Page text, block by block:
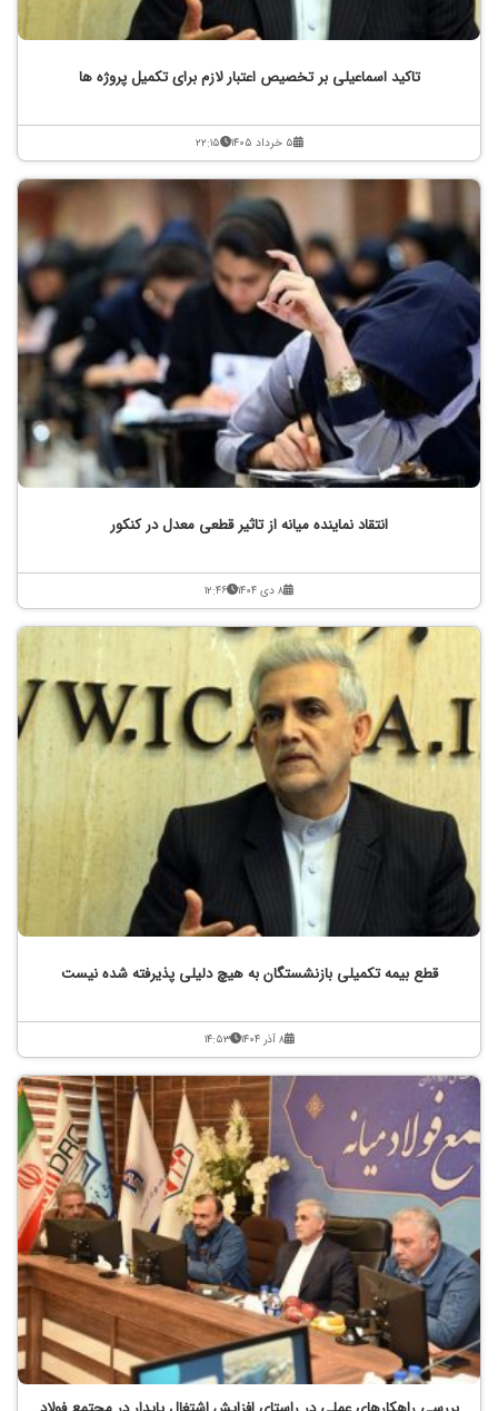
تاکید اسماعیلی بر تخصیص اعتبار لازم برای تکمیل پروژه ها
۵ خرداد ۱۴۰۵ ۲۲:۱۵
انتقاد نماینده میانه از تاثیر قطعی معدل در کنکور
۸ دی ۱۴۰۴ ۱۲:۴۶
قطع بیمه تکمیلی بازنشستگان به هیچ دلیلی پذیرفته شده نیست
۸ آذر ۱۴۰۴ ۱۴:۵۳